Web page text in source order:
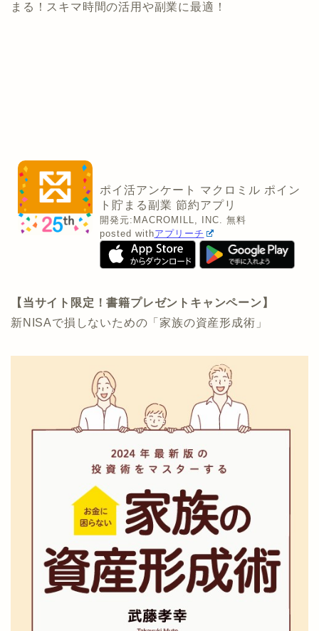
まる！スキマ時間の活用や副業に最適！
ポイ活アンケート マクロミル ポイン
ト貯まる副業 節約アプリ
開発元: MACROMILL, INC. 無料
posted withアプリーチ
【当サイト限定！書籍プレゼントキャンペーン】
新NISAで損しないための「家族の資産形成術」